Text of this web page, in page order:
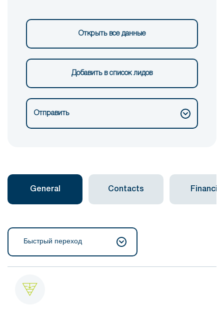
Открыть все данные
Добавить в список лидов
Отправить
General Contacts Financial
Быстрый переход